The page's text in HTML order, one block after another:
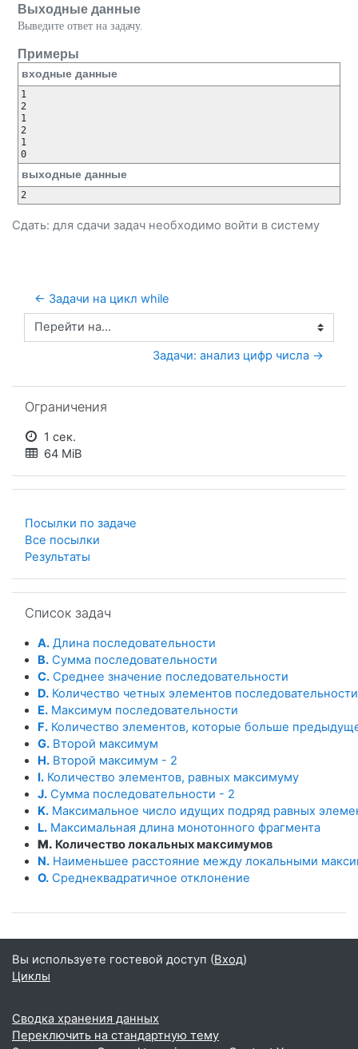
Выходные данные
Выведите ответ на задачу.
Примеры
входные данные
1
2
1
2
1
выходные данные
Сдать: для сдачи задач необходимо войти в систему
← Задачи на цикл while
Перейти на...
Задачи: анализ цифр числа →
Ограничения
1 сек.
64 MiB
Посылки по задаче
Все посылки
Результаты
Список задач
A. Длина последовательности
B. Сумма последовательности
C. Среднее значение последовательности
D. Количество четных элементов последовательности
E. Максимум последовательности
F. Количество элементов, которые больше
G. Второй максимум
H. Второй максимум - 2
I. Количество элементов, равных максимуму
J. Сумма последовательности - 2
K. Максимальное число идущих подряд равных
L. Максимальная длина монотонного фрагмента
M. Количество локальных максимумов
N. Наименьшее расстояние между локальными
O. Среднеквадратичное отклонение
Вы используете гостевой доступ (Вход)
Циклы
Сводка хранения данных
Переключить на стандартную тему